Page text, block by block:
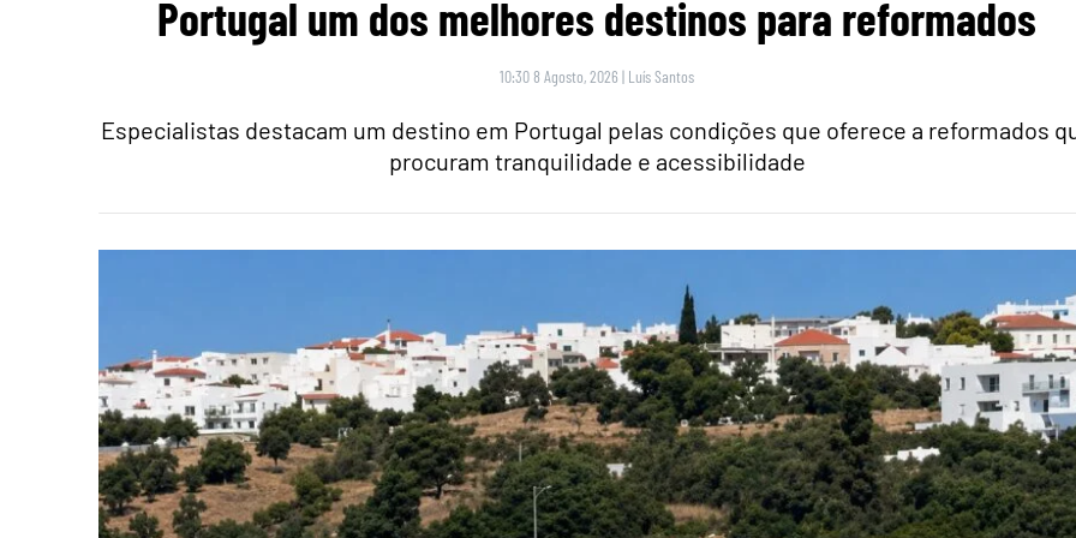
Portugal um dos melhores destinos para reformados
10:30 8 Agosto, 2026 | Luís Santos
Especialistas destacam um destino em Portugal pelas condições que oferece a reformados
procuram tranquilidade e acessibilidade